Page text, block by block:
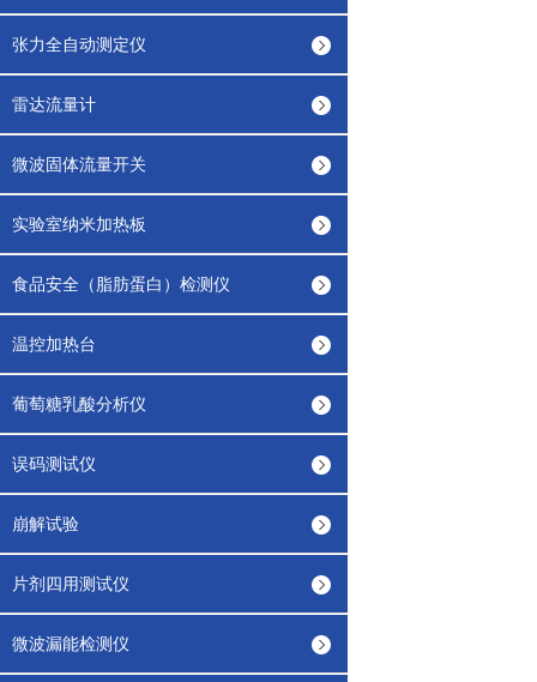
张力全自动测定仪
雷达流量计
微波固体流量开关
实验室纳米加热板
食品安全（脂肪蛋白）检测仪
温控加热台
葡萄糖乳酸分析仪
误码测试仪
崩解试验
片剂四用测试仪
微波漏能检测仪